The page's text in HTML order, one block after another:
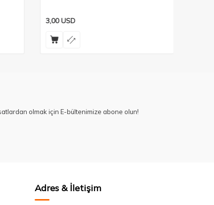
3,00USD
olmak için E-bültenimize abone olun!
Adres & İletişim